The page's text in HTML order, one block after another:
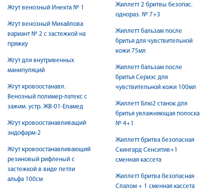
Жгут венозный Инекта № 1
Жгут венозный Михайлова
вариант № 2 с застежкой на
пряжку
Жгут для внутривенных
манипуляций
Жгут кровоостанавл.
Венозный полимер-латекс с
зажим. устр. ЖВ-01-Еламед
Жгут кровоостанавливащий
эндофарм-2
Жгут кровоостанавливающий
резиновый рифленый с
застежкой в виде петли
альфа 100см
Жиллетт 2 бритвы безопас.
однораз. № 7+3
Жиллетт бальзам после
бритья для чувствительной
кожи 75мл
Жиллетт бальзам после
бритья Сериэс для
чувствительной кожи 100мл
Жиллетт Блю2 станок для
бритья увлажняющая полоска
№ 4+1
Жиллетт бритва безопасная
Скингард Сенситив+1
сменная кассета
Жиллетт бритва безопасная
Слалом + 1 сменная кассета